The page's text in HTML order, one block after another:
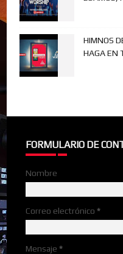
HIMNOS
HAGA EN
FORMULARIO DE
Nombre
Correo electrónico*
Mensaje*